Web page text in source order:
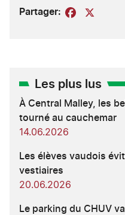
Partager: Facebook
Les plus lus
À Central Malley, les
tourné au cauchemar
14.06.2026
Les élèves vaudois
vestiaires
20.06.2026
Le parking du CHUV